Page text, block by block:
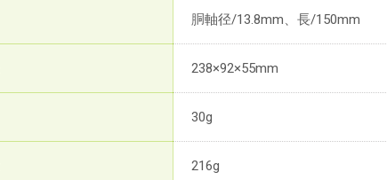
胴軸径/13.8mm、長/150mm
238×92×55mm
30g
216g